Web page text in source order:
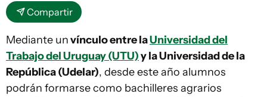
Compartir
Mediante unvínculo entre laUniversidad del
Trabajo del Uruguay (UTU)y la Universidad de la
República (Udelar), desde este año alumnos
podrán formarse como bachilleres agrarios